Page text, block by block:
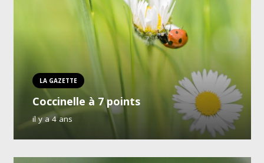
LA GAZETTE
Coccinelle à 7 points
il y a 4 ans